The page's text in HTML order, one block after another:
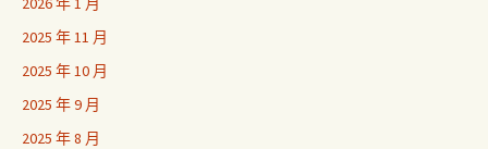
2025 年 11 月
2025 年 10 月
2025 年 9 月
2025 年 8 月